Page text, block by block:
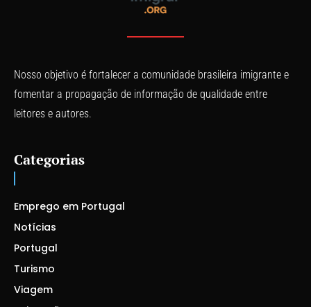
Nosso objetivo é fortalecer a comunidade brasileira imigrante e
fomentar a propagação de informação de qualidade entre
leitores e autores.
Categorias
Emprego em Portugal
Notícias
Portugal
Turismo
Viagem